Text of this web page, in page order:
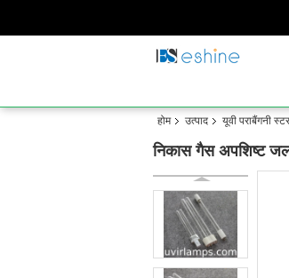
होम उत्पाद यूवी पराबैंगनी
निकास गैस अपशिष्ट